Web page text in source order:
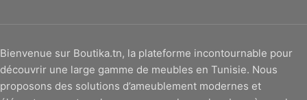
Bienvenue sur Boutika.tn, la plateforme incontournable pour
découvrir une large gamme de meubles en Tunisie. Nous
proposons des solutions d’ameublement modernes et